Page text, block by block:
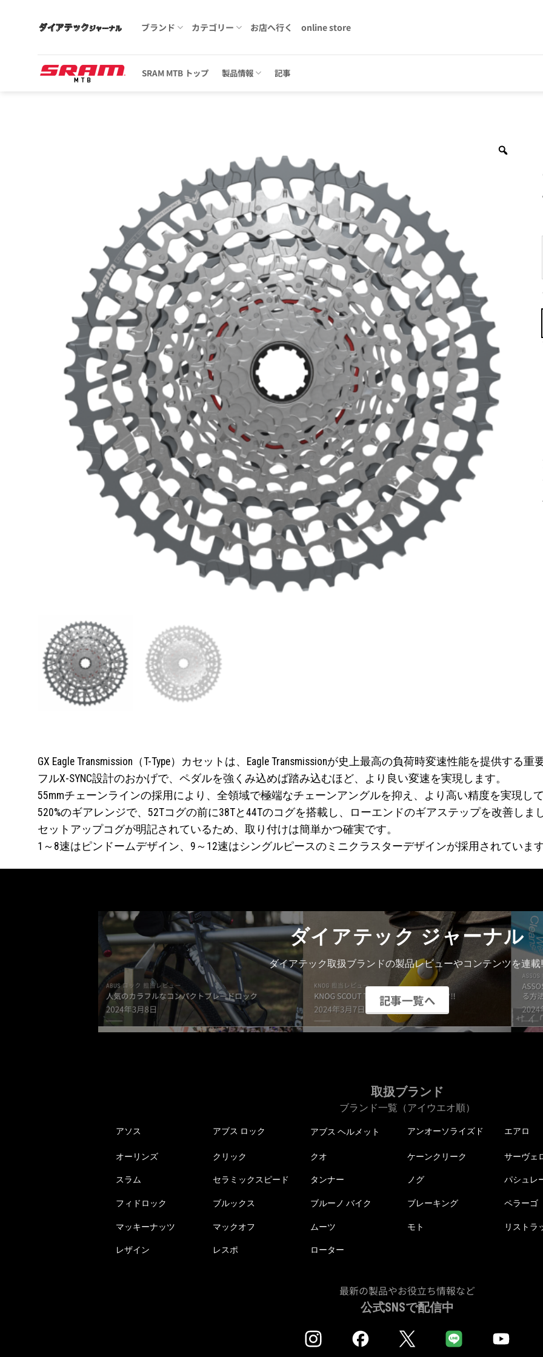
ブランド カテゴリー お店へ行く online store
SRAM MTB トップ 製品情報 記事
GX Eagle Transmission（T-Type）カセットは、Eagle Transmissionが史上最高の負荷時変速性能を提供する
フルX-SYNC設計のおかげで、ペダルを強くみ込めば踏み込むほど、より良い変速を実現します。
55mmチェーンラインの採用により、全領域で極端なチェーンアングルを抑え、より高い精度を実現し
520%のギアレンジで、52Tコグの前に38Tと44Tのコグを搭載し、ローエンドのギアステップを改善しま
セットアップコグが明記されているため、取り付けは簡単かつ確実です。
1～8速はピンドームデザイン、9～12速はシングルピースのミニクラスターデザインが採用されていま
ダイアテック ジャーナル
ダイアテック取扱ブランドの製品レビューやコンテンツを連載
記事一覧へ
取扱ブランド
ブランド一覧（アイウエオ順）
アソス アブス ロック アブス ヘルメット アンオーソライズド エアロ
オーリンズ クリック クオ ケーンクリーク サーヴェ
スラム セラミックスピード タンナー ノグ パシュレ
フィドロック ブルックス ブルーノ バイク ブレーキング ペラーゴ
マッキーナッツ マックオフ ムーツ モト リストラ
レザイン レスポ ローター
最新の製品やお役立ち情報など
公式SNSで配信中